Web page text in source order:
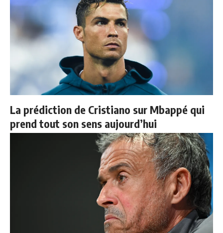
La prédiction de Cristiano sur Mbappé qui
prend tout son sens aujourd’hui